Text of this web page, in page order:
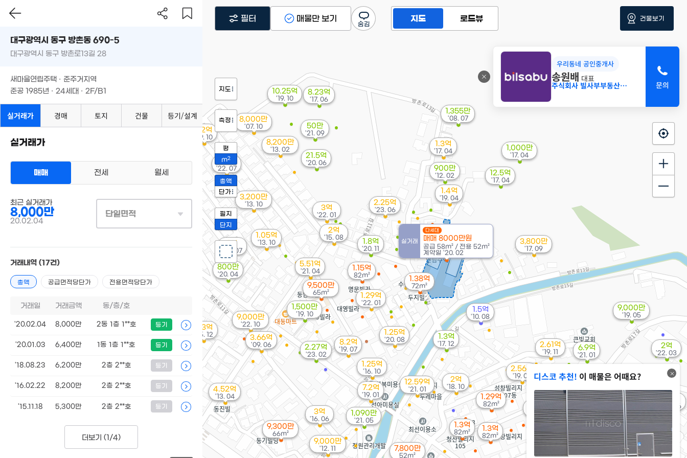
9,500만
65m²
5.3억
'25. 12
82m²
1.3억
82m²
1.2억
9,900만
82m²
1.29억
82m²
1.3억
82m²
1.15억
82m²
2.25억
'23. 06
2.27억
'23. 02
9,000만
'22. 10
1.96억
'22. 07
7,800만
52m²
1.38억
72m²
2억
'22. 03
3억
'22. 01
1.29억
'22. 01
50만
'21. 09
1,090만
'21. 05
5.51억
'21. 04
9,300만
66m²
6.9억
'21. 01
12.59억
'21. 01
1.8억
'20. 11
1.25억
'20. 08
21.5억
'20. 06
1.18억
'20. 05
800만
'20. 04
실거래
다세대
매매 8000만원
공급 58m² / 전용 52m²
계약일 '20. 02
2.61억
'19. 11
10.25억
'19. 10
1.2억
'19. 10
1,500만
'19. 10
8.2억
'19. 07
8억
2.56억
'19. 05
9,000만
'19. 05
1.4억
'19. 04
7.2억
'19. 01
2억
'18. 10
1.6억
'18. 06
1.3억
'17. 12
3,800만
'17. 09
8.23억
'17. 06
12.5억
'17. 04
1,000만
'17. 04
1.3억
'17. 04
1.25억
'16. 10
3억
'16. 06
2억
'15. 08
1.05억
'13. 10
3,200만
'13. 10
4.52억
'13. 04
8,200만
'13. 02
9,000만
'12. 11
900만
'12. 02
1.5억
'10. 08
3.66억
'09. 06
1,355만
'08. 07
1억
'08. 07
8,000만
'07. 10
디스코 추천! 이 매물은 어때요?
우리동네 공인중개사
송원배 대표
주식회사 빌사부부동산중개법인
지도 로드뷰
지도
측정
평
m2
총액
단가
필지
단지
필터 매물만 보기 건물보기
대구광역시 동구 방촌동 690-5
대구광역시 동구 방촌로13길 28
새마을연립주택 · 준주거지역
준공 1985년 · 24세대 · 2F/B1
실거래가 경매 토지 건물 등기/설계
실거래가
매매 전세 월세
최근 실거래가
8,000만
20.02.04
단일면적
거래내역 (17건)
총액 공급면적당단가 전용면적당단가
거래일 거래금액 동/층/호
'20.02.04 8,000만 2동 1층 1**호 등기
'20.01.03 6,400만 1동 1층 1**호 등기
'18.08.23 6,200만 2층 2**호 등기
'16.02.22 8,200만 2층 2**호 등기
'15.11.18 5,300만 2층 2**호 등기
더보기 (1/4)